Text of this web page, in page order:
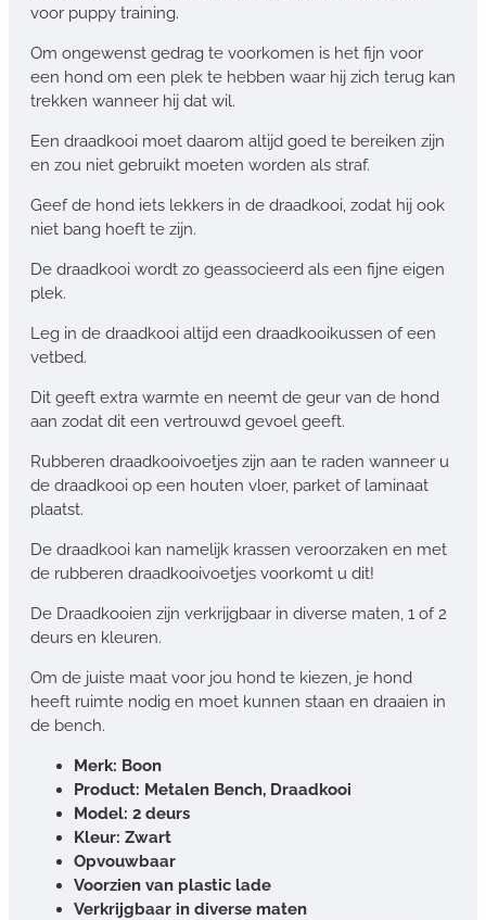
voor puppy training.
Om ongewenst gedrag te voorkomen is het fijn voor
een hond om een plek te hebben waar hij zich terug kan
trekken wanneer hij dat wil.
Een draadkooi moet daarom altijd goed te bereiken zijn
en zou niet gebruikt moeten worden als straf.
Geef de hond iets lekkers in de draadkooi, zodat hij ook
niet bang hoeft te zijn.
De draadkooi wordt zo geassocieerd als een fijne eigen
plek.
Leg in de draadkooi altijd een draadkooikussen of een
vetbed.
Dit geeft extra warmte en neemt de geur van de hond
aan zodat dit een vertrouwd gevoel geeft.
Rubberen draadkooivoetjes zijn aan te raden wanneer u
de draadkooi op een houten vloer, parket of laminaat
plaatst.
De draadkooi kan namelijk krassen veroorzaken en met
de rubberen draadkooivoetjes voorkomt u dit!
De Draadkooien zijn verkrijgbaar in diverse maten, 1 of 2
deurs en kleuren.
Om de juiste maat voor jou hond te kiezen, je hond
heeft ruimte nodig en moet kunnen staan en draaien in
de bench.
Merk: Boon
Product: Metalen Bench, Draadkooi
Model: 2 deurs
Kleur: Zwart
Opvouwbaar
Voorzien van plastic lade
Verkrijgbaar in diverse maten